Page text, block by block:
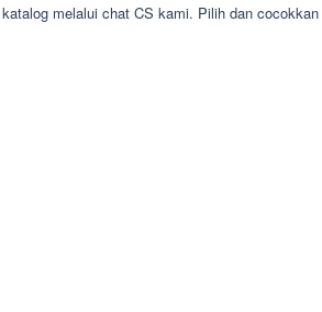
melalui chat CS kami. Pilih dan